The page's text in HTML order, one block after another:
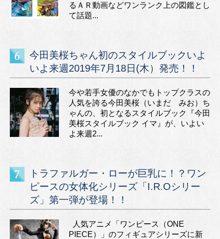
るＡＲ動画などワンランク上の図鑑とし
て話題...
今田美桜ちゃん初のスタイルブックいよ
いよ来週2019年7月18日(木）発売！！
今や若手女優のなかでもトップクラスの
人気を誇る今田美桜（いまだ みお）ち
ゃんの、初となるスタイルブック『今田
美桜スタイルブック イマ』が、いよい
よ来週2...
トラファルガー・ローが巨乳に！？ワン
ピースの女体化シリーズ「I.R.Oシリー
ズ」第一弾が登場！！
人気アニメ「ワンピース（ONE
PIECE）」のフィギュアシリーズに新